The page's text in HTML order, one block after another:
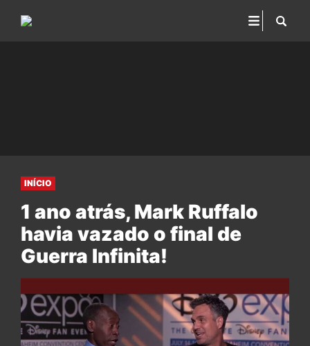
INÍCIO
1 ano atrás, Mark Ruffalo
havia vazado o final de
Guerra Infinita!